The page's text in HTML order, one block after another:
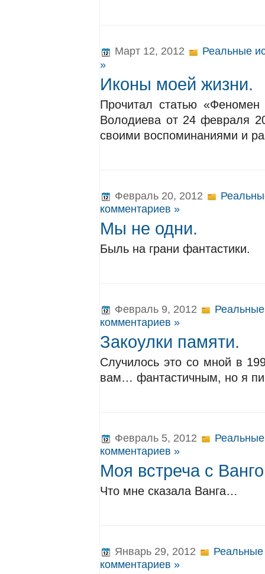
Март 12, 2012
Реальные
»
Иконы моей жизни.
Прочитал статью
Володиева от 24 февраля
своими воспоминаниями и
Февраль 20, 2012
комментариев »
Мы не одни.
Быль на грани фантастики.
Февраль 9, 2012
комментариев »
Закоулки памяти.
Случилось это со мной в
вам… фантастичным, но я
Февраль 5, 2012
комментариев »
Моя встреча с
Что мне сказала Ванга…
Январь 29, 2012
Реальные
комментариев »